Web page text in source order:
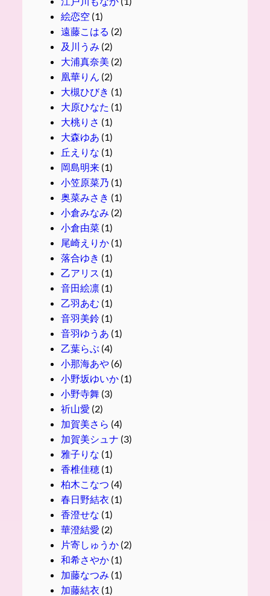
絵恋空 (1)
遠藤こはる (2)
及川うみ (2)
大浦真奈美 (2)
凰華りん (2)
大槻ひびき (1)
大原ひなた (1)
大桃りさ (1)
大森ゆあ (1)
丘えりな (1)
岡島明来(1)
小笠原菜乃 (1)
奥菜みさき (1)
小倉みなみ (2)
小倉由菜(1)
尾崎えりか(1)
落合ゆき (1)
乙アリス (1)
音田絵凛(1)
乙羽あむ (1)
音羽美鈴(1)
音羽ゆうあ (1)
乙葉らぶ (4)
小那海あや(6)
小野坂ゆいか(1)
小野寺舞(3)
祈山愛 (2)
加賀美さら (4)
加賀美シュナ (3)
雅子りな (1)
香椎佳穂(1)
柏木こなつ (4)
春日野結衣 (1)
香澄せな (1)
華澄結愛 (2)
片寄しゅうか(2)
和希さやか(1)
加藤なつみ (1)
加藤結衣 (1)